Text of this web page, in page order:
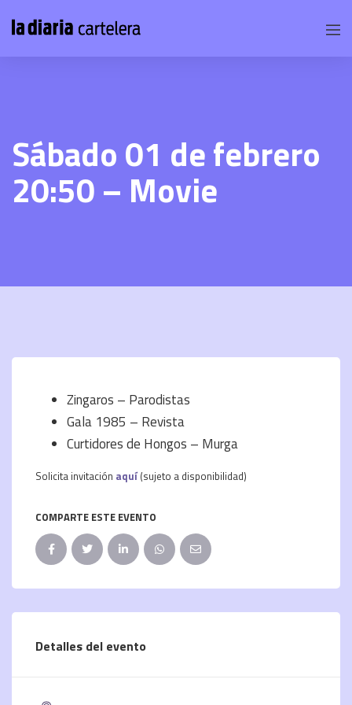
Sábado 01 de febrero
20:50 – Movie
Zingaros – Parodistas
Gala 1985 – Revista
Curtidores de Hongos – Murga
Solicita invitación aquí (sujeto a disponibilidad)
COMPARTE ESTE EVENTO
Detalles del evento